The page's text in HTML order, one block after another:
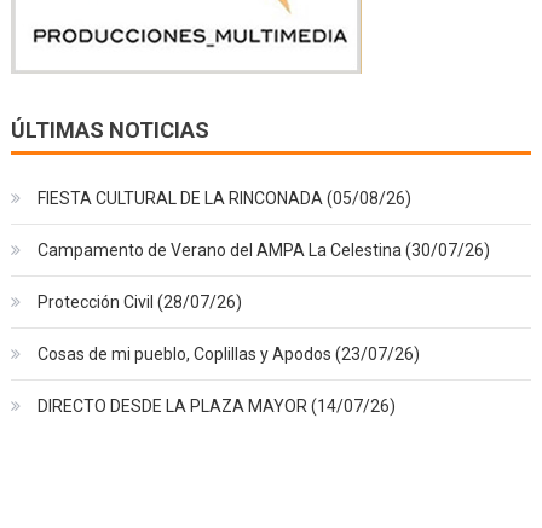
ÚLTIMAS NOTICIAS
FIESTA CULTURAL DE LA RINCONADA (05/08/26)
Campamento de Verano del AMPA La Celestina (30/07/26)
Protección Civil (28/07/26)
Cosas de mi pueblo, Coplillas y Apodos (23/07/26)
DIRECTO DESDE LA PLAZA MAYOR (14/07/26)